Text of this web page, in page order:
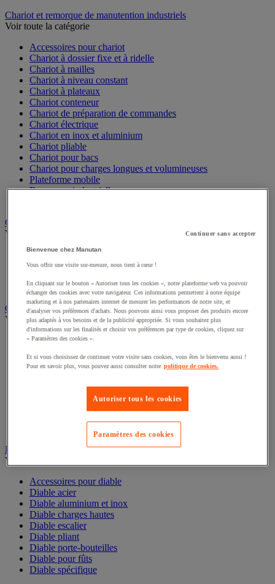
Chariot et remorque de manutention industriels
Voir toute la catégorie
Accessoires pour chariot
Chariot à dossier fixe et à ridelle
Chariot à mailles
Chariot à niveau constant
Chariot à plateaux
Chariot conteneur
Chariot de préparation de commandes
Chariot électrique
Chariot en inox et aluminium
Chariot pliable
Chariot pour bacs
Chariot pour charges longues et volumineuses
Plateforme mobile
Remorque industrielle
Chauffage, rafraîchisseur et déshumidificateur
Voir toute la catégorie
Chauffage au fuel
Chauffage au gaz
Rafraîchisseur et déshumidificateur
Convoyeur
Voir toute la catégorie
Accessoires pour convoyeur
Convoyeur à rouleaux
Convoyeur motorisé à bande
Convoyeur pour palettes
Diable
Voir toute la catégorie
Accessoires pour diable
Diable acier
Diable aluminium et inox
Diable charges hautes
Diable escalier
Diable pliant
Diable porte-bouteilles
Diable pour fûts
Diable spécifique
Continuer sans accepter
Bienvenue chez Manutan
Vous offrir une visite sur-mesure, nous tient à cœur !
En cliquant sur le bouton « Autoriser tous les cookies », notre plateforme web va pouvoir
échanger des cookies avec votre navigateur. Ces informations permettent à notre équipe
marketing et à nos partenaires internet de mesurer les performances de notre site, et
d'analyser vos préférences d'achats. Nous pouvons ainsi vous proposer des produits encore
plus adaptés à vos besoins et de la publicité appropriée. Si vous souhaitez plus
d'informations sur les finalités et choisir vos préférences par type de cookies, cliquez sur
« Paramètres des cookies ».
Et si vous choisissez de continuer votre visite sans cookies, vous êtes le bienvenu aussi !
Pour en savoir plus, vous pouvez aussi consulter notre politique de cookies.
Autoriser tous les cookies
Paramètres des cookies